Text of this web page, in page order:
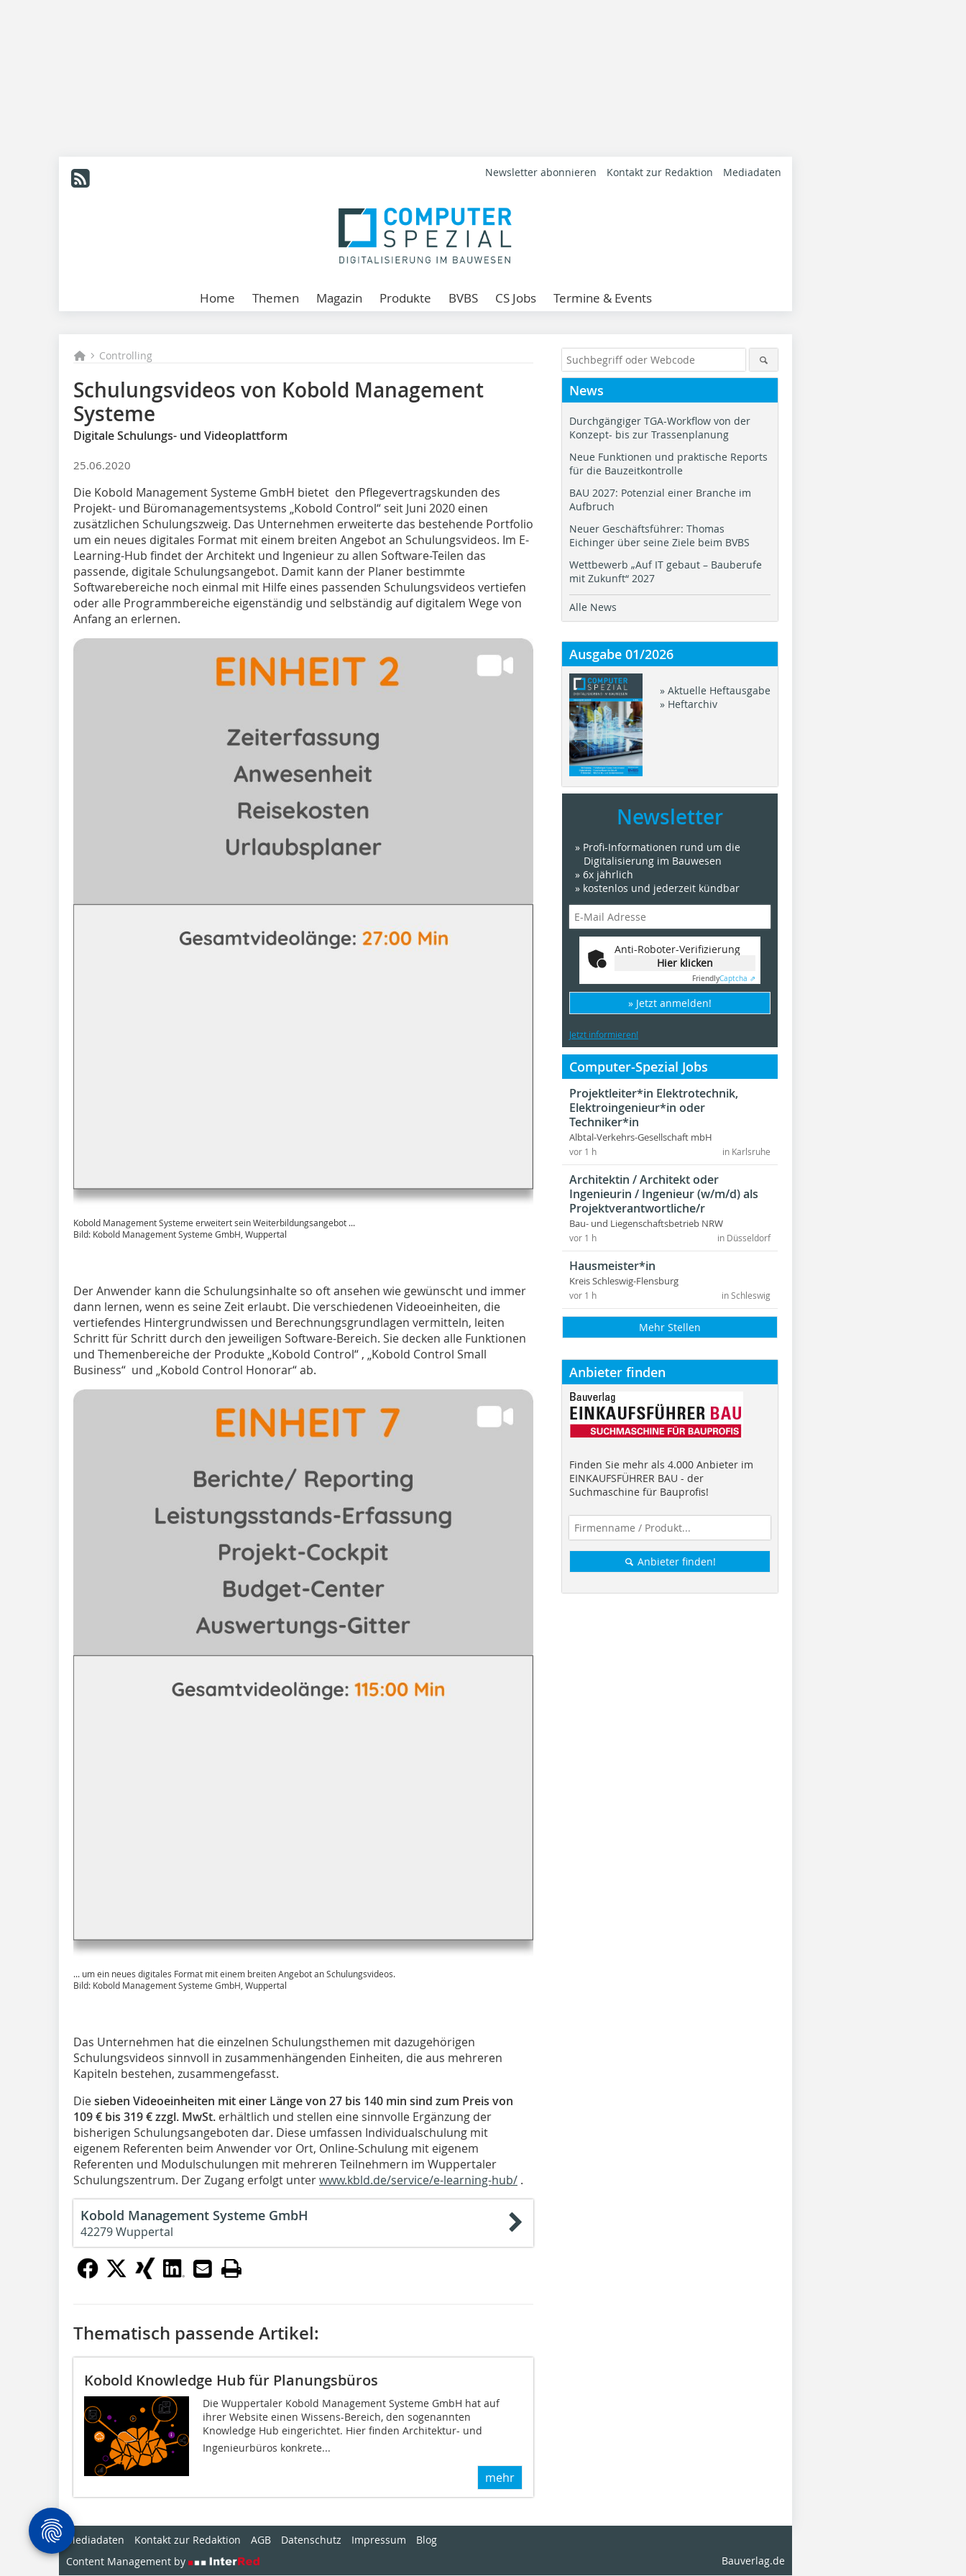
Newsletter abonnieren Kontakt zur Redaktion Mediadaten
Home Themen Magazin Produkte BVBS CS Jobs Termine & Events
Controlling
Schulungsvideos von Kobold Management
Systeme
Digitale Schulungs- und Videoplattform
25.06.2020
Die Kobold Management Systeme GmbH bietet den Pflegevertragskunden des
Projekt- und Büromanagementsystems „Kobold Control“ seit Juni 2020 einen
zusätzlichen Schulungszweig. Das Unternehmen erweiterte das bestehende Portfolio
um ein neues digitales Format mit einem breiten Angebot an Schulungsvideos. Im E-
Learning-Hub findet der Architekt und Ingenieur zu allen Software-Teilen das
passende, digitale Schulungsangebot. Damit kann der Planer bestimmte
Softwarebereiche noch einmal mit Hilfe eines passenden Schulungsvideos vertiefen
oder alle Programmbereiche eigenständig und selbständig auf digitalem Wege von
Anfang an erlernen.
Kobold Management Systeme erweitert sein Weiterbildungsangebot ...
Bild: Kobold Management Systeme GmbH, Wuppertal
Der Anwender kann die Schulungsinhalte so oft ansehen wie gewünscht und immer
dann lernen, wenn es seine Zeit erlaubt. Die verschiedenen Videoeinheiten, die
vertiefendes Hintergrundwissen und Berechnungsgrundlagen vermitteln, leiten
Schritt für Schritt durch den jeweiligen Software-Bereich. Sie decken alle Funktionen
und Themenbereiche der Produkte „Kobold Control“ , „Kobold Control Small
Business“ und „Kobold Control Honorar“ ab.
... um ein neues digitales Format mit einem breiten Angebot an Schulungsvideos.
Bild: Kobold Management Systeme GmbH, Wuppertal
Das Unternehmen hat die einzelnen Schulungsthemen mit dazugehörigen
Schulungsvideos sinnvoll in zusammenhängenden Einheiten, die aus mehreren
Kapiteln bestehen, zusammengefasst.
Diesieben Videoeinheiten mit einer Länge von 27 bis 140 min sind zum Preis von
109 € bis 319 € zzgl. MwSt. erhältlich und stellen eine sinnvolle Ergänzung der
bisherigen Schulungsangeboten dar. Diese umfassen Individualschulung mit
eigenem Referenten beim Anwender vor Ort, Online-Schulung mit eigenem
Referenten und Modulschulungen mit mehreren Teilnehmern im Wuppertaler
Schulungszentrum. Der Zugang erfolgt unterwww.kbld.de/service/e-learning-hub/ .
Kobold Management Systeme GmbH
42279 Wuppertal
Thematisch passende Artikel:
Kobold Knowledge Hub für Planungsbüros
Die Wuppertaler Kobold Management Systeme GmbH hat auf
ihrer Website einen Wissens-Bereich, den sogenannten
Knowledge Hub eingerichtet. Hier finden Architektur- und
Ingenieurbüros konkrete...
mehr
News
Durchgängiger TGA-Workflow von der
Konzept- bis zur Trassenplanung
Neue Funktionen und praktische Reports
für die Bauzeitkontrolle
BAU 2027: Potenzial einer Branche im
Aufbruch
Neuer Geschäftsführer: Thomas
Eichinger über seine Ziele beim BVBS
Wettbewerb „Auf IT gebaut – Bauberufe
mit Zukunft“ 2027
Alle News
Ausgabe 01/2026
» Aktuelle Heftausgabe
» Heftarchiv
Newsletter
» Profi-Informationen rund um die
Digitalisierung im Bauwesen
» 6x jährlich
» kostenlos und jederzeit kündbar
Anti-Roboter-Verifizierung
Hier klicken
FriendlyCaptcha ⇗
» Jetzt anmelden!
Jetzt informieren!
Computer-Spezial Jobs
Projektleiter*in Elektrotechnik,
Elektroingenieur*in oder
Techniker*in
Albtal-Verkehrs-Gesellschaft mbH
in Karlsruhe
vor 1 h
Architektin / Architekt oder
Ingenieurin / Ingenieur (w/m/d) als
Projektverantwortliche/r
Bau- und Liegenschaftsbetrieb NRW
in Düsseldorf
vor 1 h
Hausmeister*in
Kreis Schleswig-Flensburg
in Schleswig
vor 1 h
Mehr Stellen
Anbieter finden
Finden Sie mehr als 4.000 Anbieter im
EINKAUFSFÜHRER BAU - der
Suchmaschine für Bauprofis!
Anbieter finden!
Mediadaten Kontakt zur Redaktion AGB Datenschutz Impressum
Blog
Content Management by
Bauverlag.de